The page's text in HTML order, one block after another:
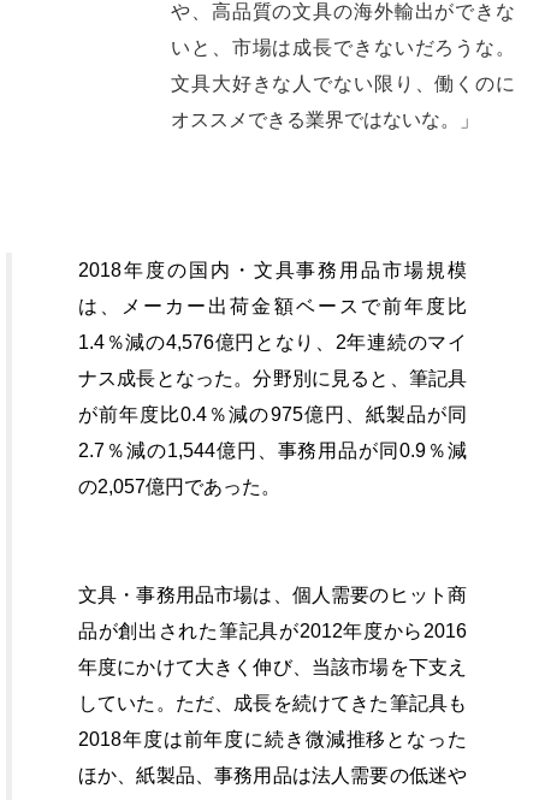
や、高品質の文具の海外輸出ができな
いと、市場は成長できないだろうな。
文具大好きな人でない限り、働くのに
オススメできる業界ではないな。」
2018年度の国内・文具事務用品市場規模
は、メーカー出荷金額ベースで前年度比
1.4％減の4,576億円となり、2年連続のマイ
ナス成長となった。分野別に見ると、筆記具
が前年度比0.4％減の975億円、紙製品が同
2.7％減の1,544億円、事務用品が同0.9％減
の2,057億円であった。
文具・事務用品市場は、個人需要のヒット商
品が創出された筆記具が2012年度から2016
年度にかけて大きく伸び、当該市場を下支え
していた。ただ、成長を続けてきた筆記具も
2018年度は前年度に続き微減推移となった
ほか、紙製品、事務用品は法人需要の低迷や